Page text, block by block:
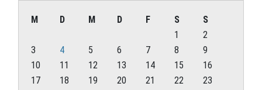
M D M D F S
S
1
2
3
4 5 6 7 8
9
10
11 12 13 14 15
16
17
18 19 20 21 22
23